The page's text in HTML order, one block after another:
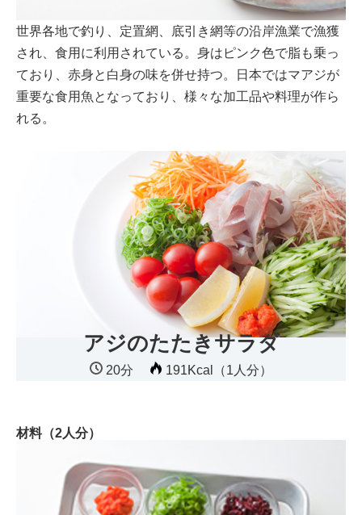
世界各地で釣り、定置網、底引き網等の沿岸漁業で漁獲
され、食用に利用されている。身はピンク色で脂も乗っ
ており、赤身と白身の味を併せ持つ。日本ではマアジが
重要な食用魚となっており、様々な加工品や料理が作ら
れる。
アジのたたきサラダ
20分 191Kcal（1人分）
材料（2人分）